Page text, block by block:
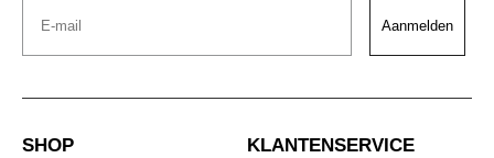
Email
Aanmelden
SHOP KLANTENSERVICE